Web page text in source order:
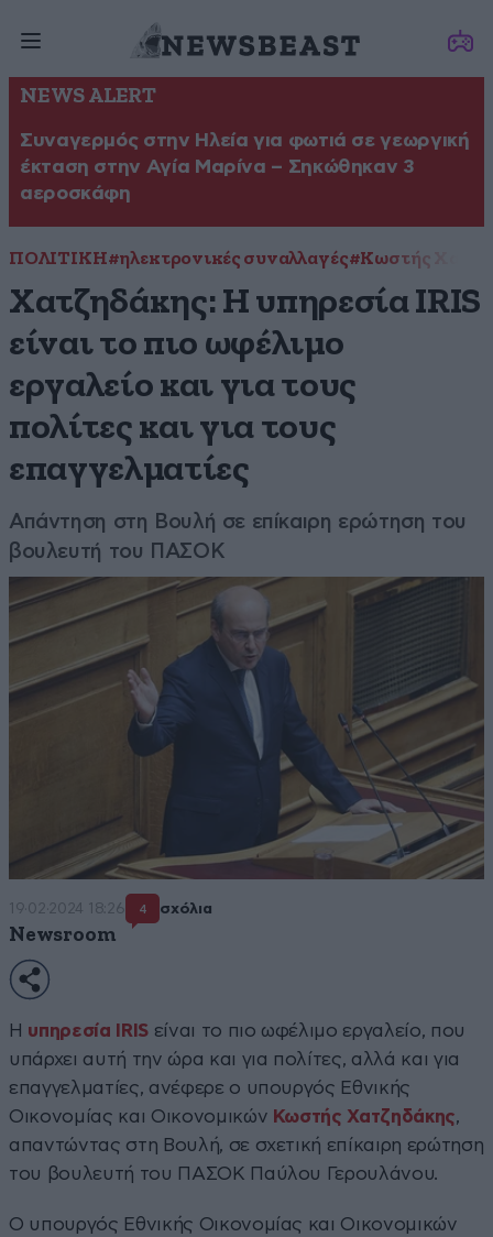
NEWS ALERT
Συναγερμός στην Ηλεία για φωτιά σε γεωργική
έκταση στην Αγία Μαρίνα – Σηκώθηκαν 3
αεροσκάφη
ΠΟΛΙΤΙΚΗ#ηλεκτρονικές συναλλαγές#Κωστής
Χατζηδάκης: Η υπηρεσία IRIS
είναι το πιο ωφέλιμο
εργαλείο και για τους
πολίτες και για τους
επαγγελματίες
Απάντηση στη Βουλή σε επίκαιρη ερώτηση του
βουλευτή του ΠΑΣΟΚ
19·02·2024 18:26 4 σχόλια
Newsroom
Η υπηρεσία IRISείναι το πιο ωφέλιμο εργαλείο, που
υπάρχει αυτή την ώρα και για πολίτες, αλλά και για
επαγγελματίες, ανέφερε ο υπουργός Εθνικής
Οικονομίας και Οικονομικών Κωστής Χατζηδάκης,
απαντώντας στη Βουλή, σε σχετική επίκαιρη ερώτηση
του βουλευτή του ΠΑΣΟΚ Παύλου Γερουλάνου.
Ο υπουργός Εθνικής Οικονομίας και Οικονομικών